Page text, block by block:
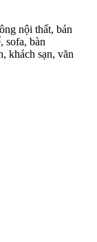
nội thất, bán
sofa, bàn
khách sạn, văn